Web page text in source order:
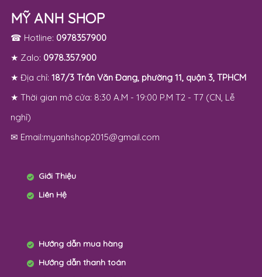
MỸ ANH SHOP
☎ Hotline:0978357900
★ Zalo:0978.357.900
★ Địa chỉ:187/3 Trần Văn Đang, phường 11, quận 3, TPHCM
★ Thời gian mở cửa: 8:30 A.M - 19:00 P.M T2 - T7 (CN, Lễ
nghỉ)
Giới Thiệu
Hướng dẫn mua hàng